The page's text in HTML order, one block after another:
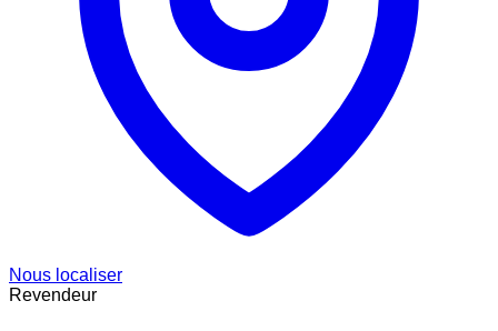
Nous localiser
Revendeur